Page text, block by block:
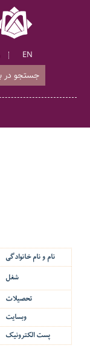
EN
نام و نام خانوادگی
شغل
تحصیلات
وبسایت
پست الکترونیک